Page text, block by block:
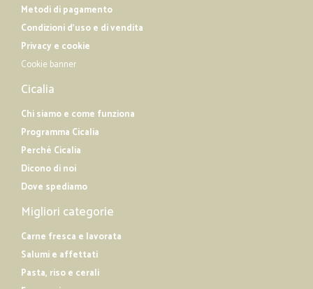
Metodi di pagamento
Condizioni d'uso e di vendita
Privacy e cookie
Cookie banner
Cicalia
Chi siamo e come funziona
Programma Cicalia
Perché Cicalia
Dicono di noi
Dove spediamo
Migliori categorie
Carne fresca e lavorata
Salumi e affettati
Pasta, riso e cerali